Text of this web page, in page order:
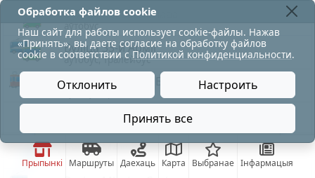
Прыпынкі Маршруты Даехаць Карта Выбранае Інфармацыя
Вулiца 2-я Заслонава
аўтобус
Вуліца 33-й Арміі
аўтобус, тралейбус
Вуліца Генерала Белабародава
аўтобус, трамвай
Вуліца Даламітавая
Вуліца Медыцынская
тралейбус
из-за погодных условий троллейбусы следуют
Обработка файлов cookie
Наш сайт для работы использует cookie-файлы. Нажав
«Принять», вы даете согласие на обработку файлов
cookie в соответствии с Политикой конфиденциальности.
Отклонить Настроить
Принять все